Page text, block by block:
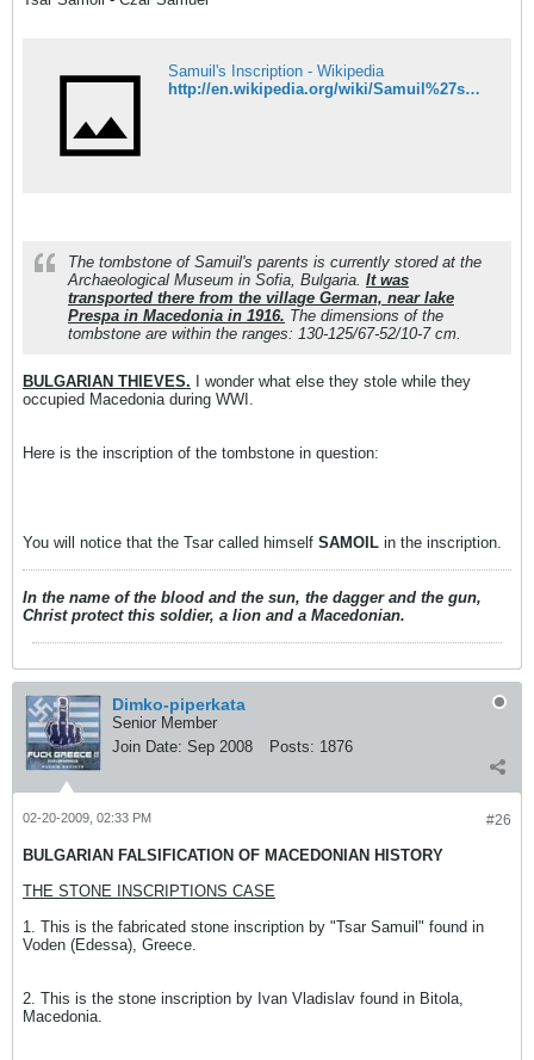
Samuil's Inscription - Wikipedia
http://en.wikipedia.org/wiki/Samuil%27s_Inscription
The tombstone of Samuil's parents is currently stored at the
Archaeological Museum in Sofia, Bulgaria. It was
transported there from the village German, near lake
Prespa in Macedonia in 1916. The dimensions of the
tombstone are within the ranges: 130-125/67-52/10-7 cm.
BULGARIAN THIEVES. I wonder what else they stole while they
occupied Macedonia during WWI.
Here is the inscription of the tombstone in question:
You will notice that the Tsar called himself SAMOIL in the inscription.
In the name of the blood and the sun, the dagger and the gun,
Christ protect this soldier, a lion and a Macedonian.
Dimko-piperkata
Senior Member
Join Date: Sep 2008 Posts: 1876
#26
02-20-2009, 02:33 PM
BULGARIAN FALSIFICATION OF MACEDONIAN HISTORY
THE STONE INSCRIPTIONS CASE
1. This is the fabricated stone inscription by "Tsar Samuil" found in
Voden (Edessa), Greece.
2. This is the stone inscription by Ivan Vladislav found in Bitola,
Macedonia.